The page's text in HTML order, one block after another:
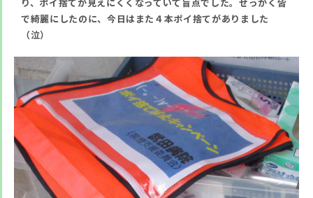
で綺麗にしたのに、今日はまた４本ポイ捨てがありました
（泣）